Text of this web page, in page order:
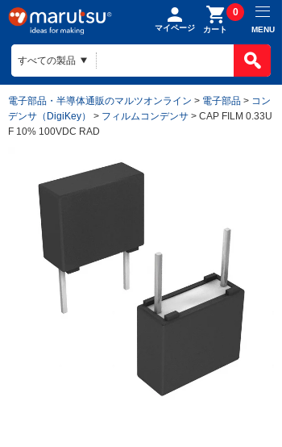
マイページ カート
0
MENU
電子部品・半導体通販のマルツオンライン > 電子部品 > コン
デンサ（DigiKey）
> フィルムコンデンサ > CAP FILM 0.33U
F 10% 100VDC RAD